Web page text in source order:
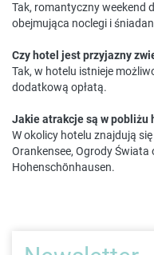
Tak, romantyczny weekend
obejmująca noclegi i
Czy hotel jest przyjazny
Tak, w hotelu istnieje
dodatkową opłatą.
Jakie atrakcje są w pobliżu
W okolicy hotelu znajdują
Orankensee, Ogrody Świata
Hohenschönhausen.